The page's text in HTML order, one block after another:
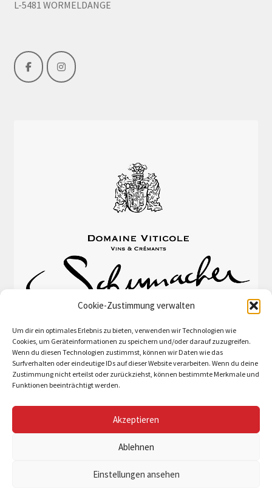
Cookie-Zustimmung verwalten
Um dir ein optimales Erlebnis zu bieten, verwenden wir Technologien wie
Cookies, um Geräteinformationen zu speichern und/oder darauf zuzugreifen.
Wenn du diesen Technologien zustimmst, können wir Daten wie das
Surfverhalten oder eindeutige IDs auf dieser Website verarbeiten. Wenn du deine
Zustimmung nicht erteilst oder zurückziehst, können bestimmte Merkmale und
Funktionen beeinträchtigt werden.
Akzeptieren
Ablehnen
Einstellungen ansehen
L-5481 WORMELDANGE
© Schumacher-Lethal et fils 2026
Built with WooCommerce.